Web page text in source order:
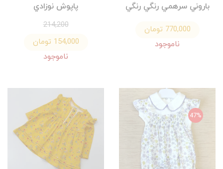
باروني سرهمي رنگي رنگي
770,000 تومان
ناموجود
پاپوش نوزادي
214,200
154,000 تومان
ناموجود
47%